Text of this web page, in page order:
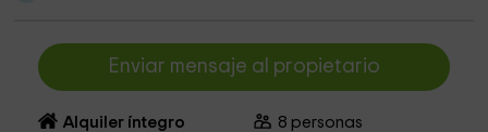
Enviar mensaje al propietario
Alquiler íntegro 8 personas